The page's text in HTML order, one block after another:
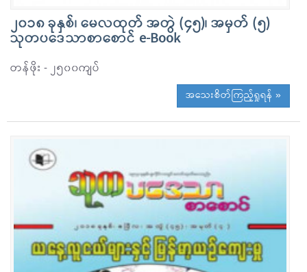
၂၀၁၈ ခုနှစ်၊ မေလထုတ် အတွဲ (၄၅)၊ အမှတ် (၅)
သုတပဒေသာစာစောင် e-Book
တန်ဖိုး - ၂၅၀၀ကျပ်
အသေးစိတ်ကြည့်ရှုရန် »